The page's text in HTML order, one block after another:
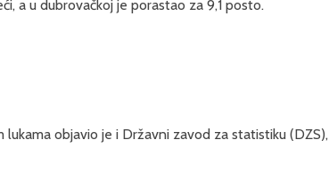
a u dubrovačkoj je porastao za 9,1 posto.
objavio je i Državni zavod za statistiku (DZS),